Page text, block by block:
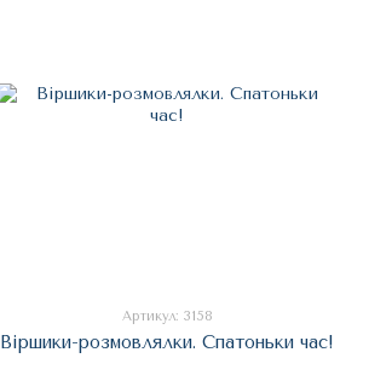
Артикул: 3158
Віршики-розмовлялки. Спатоньки час!